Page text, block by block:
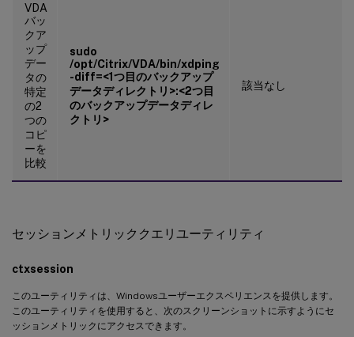
VDA
バッ
クア
ップ
デー
タの
特定
の2
つの
コピ
ーを
比較
sudo
/opt/Citrix/VDA/bin/xdping
-diff=<1つ目のバックアップ
データディレクトリ>:<2つ目
のバックアップデータディレ
クトリ>
該当なし
セッションメトリッククエリユーティリティ
ctxsession
このユーティリティは、Windowsユーザーエクスペリエンスを提供します。
このユーティリティを使用すると、次のスクリーンショットに示すようにセ
ッションメトリックにアクセスできます。